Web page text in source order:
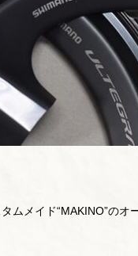
ムメイド“MAKINO”の